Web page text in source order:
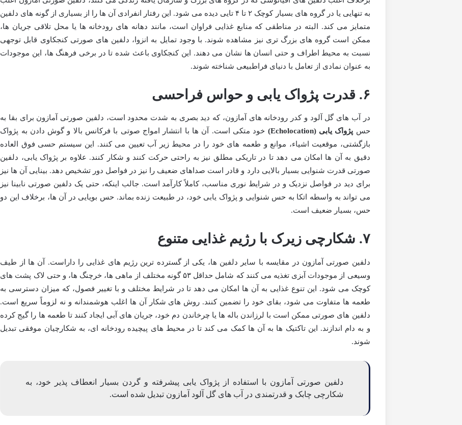
به تنهایی یا در گروه های بسیار کوچک ۲ تا ۴ تایی دیده می شود. این رفتار انفرادی آن ها را از بسیاری از گونه های دلفین
متمایز می کند. البته در مناطقی که منابع غذایی فراوان است، مانند دهانه های رودخانه ها یا محل تلاقی جریان ها،
ممکن است گروه های بزرگ تری نیز مشاهده شوند. با وجود تمایل به انزوا، دلفین های صورتی کنجکاوی قابل توجهی
نسبت به محیط اطراف و حتی انسان ها نشان می دهند. این کنجکاوی باعث شده تا در برخی فرهنگ ها، این موجودات
به عنوان نمادی از تعامل با دنیای فراطبیعی شناخته شوند.
۶. قدرت پژواک یابی و حواس فراحسی
در آب های گل آلود و کدر رودخانه های آمازون، که دید بصری به شدت محدود است، دلفین صورتی آمازون برای بقا به
حس پژواک یابی (Echolocation)
خود متکی است. آن ها با انتشار امواج صوتی با فرکانس بالا و گوش دادن به پژواک
بازگشتی، موقعیت اشیاء، موانع و طعمه های خود را در محیط زیر آب تعیین می کنند. این سیستم حسی فوق العاده
دقیق به آن ها امکان می دهد تا در تاریکی مطلق نیز به راحتی حرکت کنند و شکار کنند. علاوه بر پژواک یابی، دلفین
صورتی قدرت شنوایی بسیار بالایی دارد و قادر است صداهای ضعیف را نیز در فواصل دور تشخیص دهد. بینایی آن ها نیز
برای دید در فواصل نزدیک و در شرایط نوری مناسب، کاملاً کارآمد است. جالب اینکه، حتی یک دلفین صورتی نابینا نیز
می تواند به واسطه اتکا به حس شنوایی و پژواک یابی خود، در طبیعت زنده بماند. حس بویایی در آن ها، برخلاف این دو
حس، بسیار ضعیف است.
۷. شکارچی زیرک با رژیم غذایی متنوع
دلفین صورتی آمازون در مقایسه با سایر دلفین ها، یکی از گسترده ترین رژیم های غذایی را داراست. آن ها از طیف
وسیعی از موجودات آبزی تغذیه می کنند که شامل حداقل ۵۳ گونه مختلف از ماهی ها، خرچنگ ها، و حتی لاک پشت های
کوچک می شود. این تنوع غذایی به آن ها امکان می دهد تا در شرایط مختلف و با تغییر فصول، که میزان دسترسی به
طعمه ها متفاوت می شود، بقای خود را تضمین کنند. روش های شکار آن ها اغلب هوشمندانه و نه لزوماً سریع است.
دلفین های صورتی ممکن است با لرزاندن باله ها یا چرخاندن دم خود، جریان های آبی ایجاد کنند تا طعمه ها را گیج کرده
و به دام اندازند. این تاکتیک ها به آن ها کمک می کند تا در محیط های پیچیده رودخانه ای، به شکارچیان موفقی تبدیل
شوند.
دلفین صورتی آمازون با استفاده از پژواک یابی پیشرفته و گردن بسیار انعطاف پذیر خود، به
شکارچی چابک و قدرتمندی در آب های گل آلود آمازون تبدیل شده است.